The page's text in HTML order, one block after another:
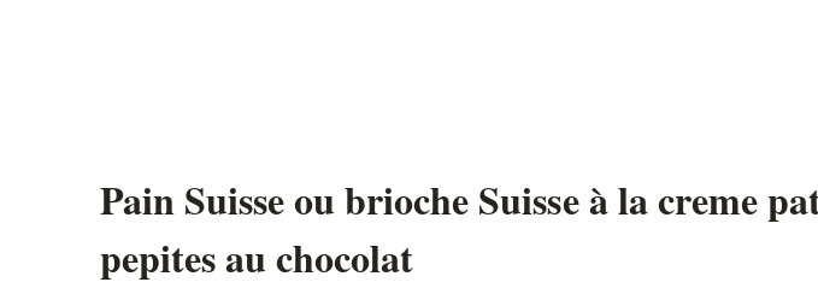
Pain Suisse ou brioche Suisse à la creme
pepites au chocolat